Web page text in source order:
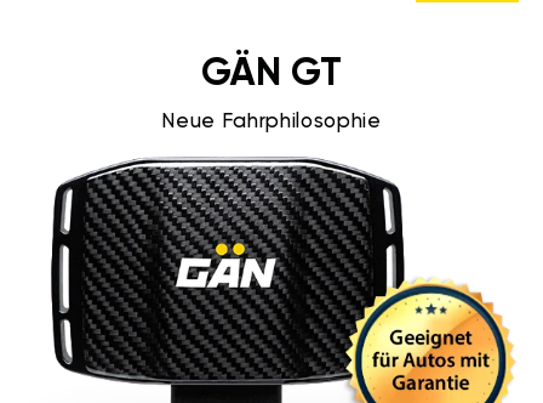
GÄN GT
Neue Fahrphilosophie